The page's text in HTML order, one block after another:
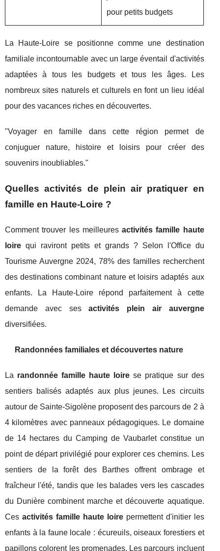
pour petits budgets
La Haute-Loire se positionne comme une destination
familiale incontournable avec un large éventail d'activités
adaptées à tous les budgets et tous les âges. Les
nombreux sites naturels et culturels en font un lieu idéal
pour des vacances riches en découvertes.
"Voyager en famille dans cette région permet de
conjuguer nature, histoire et loisirs pour créer des
souvenirs inoubliables."
Quelles activités de plein air pratiquer en
famille en Haute-Loire ?
Comment trouver les meilleuresactivités famille haute
loire qui raviront petits et grands ? Selon l'Office du
Tourisme Auvergne 2024, 78% des familles recherchent
des destinations combinant nature et loisirs adaptés aux
enfants. La Haute-Loire répond parfaitement à cette
demande avec sesactivités plein air auvergne
diversifiées.
Randonnées familiales et découvertes nature
La randonnée famille haute loire se pratique sur des
sentiers balisés adaptés aux plus jeunes. Les circuits
autour de Sainte-Sigolène proposent des parcours de 2 à
4 kilomètres avec panneaux pédagogiques. Le domaine
de 14 hectares du Camping de Vaubarlet constitue un
point de départ privilégié pour explorer ces chemins. Les
sentiers de la forêt des Barthes offrent ombrage et
fraîcheur l'été, tandis que les balades vers les cascades
du Dunière combinent marche et découverte aquatique.
Ces activités famille haute loirepermettent d'initier les
enfants à la faune locale : écureuils, oiseaux forestiers et
papillons colorent les promenades. Les parcours incluent